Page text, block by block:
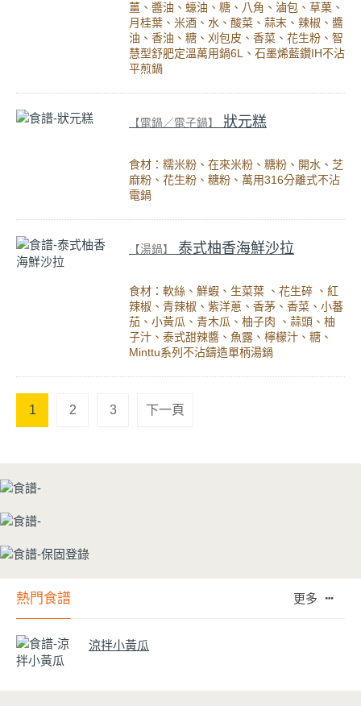
薑、醬油、蠔油、糖、八角、滷包、草菓、
月桂葉、米酒、水、酸菜、蒜末、辣椒、醬
油、香油、糖、刈包皮、香菜、花生粉、智
慧型舒肥定溫萬用鍋6L、石墨烯藍鑽IH不沾
平煎鍋
【電鍋／電子鍋】 狀元糕
食材：糯米粉、在來米粉、糖粉、開水、芝
麻粉、花生粉、糖粉、萬用316分離式不沾
電鍋
【湯鍋】 泰式柚香海鮮沙拉
食材：軟絲、鮮蝦、生菜葉 、花生碎 、紅
辣椒、青辣椒、紫洋蔥、香茅、香菜、小蕃
茄、小黃瓜、青木瓜、柚子肉 、蒜頭、柚
子汁、泰式甜辣醬、魚露、檸檬汁、糖、
Minttu系列不沾鑄造單柄湯鍋
1 2 3 下一頁
熱門食譜 更多
涼拌小黃瓜